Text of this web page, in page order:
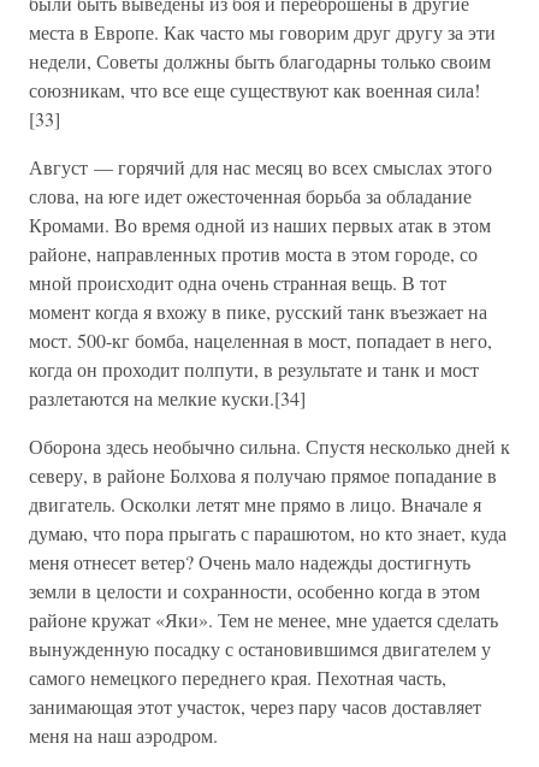
места в Европе. Как часто мы говорим друг другу за эти
недели, Советы должны быть благодарны только своим
союзникам, что все еще существуют как военная сила!
[33]
Август — горячий для нас месяц во всех смыслах этого
слова, на юге идет ожесточенная борьба за обладание
Кромами. Во время одной из наших первых атак в этом
районе, направленных против моста в этом городе, со
мной происходит одна очень странная вещь. В тот
момент когда я вхожу в пике, русский танк въезжает на
мост. 500-кг бомба, нацеленная в мост, попадает в него,
когда он проходит полпути, в результате и танк и мост
разлетаются на мелкие куски.[34]
Оборона здесь необычно сильна. Спустя несколько дней к
северу, в районе Болхова я получаю прямое попадание в
двигатель. Осколки летят мне прямо в лицо. Вначале я
думаю, что пора прыгать с парашютом, но кто знает, куда
меня отнесет ветер? Очень мало надежды достигнуть
земли в целости и сохранности, особенно когда в этом
районе кружат «Яки». Тем не менее, мне удается сделать
вынужденную посадку с остановившимся двигателем у
самого немецкого переднего края. Пехотная часть,
занимающая этот участок, через пару часов доставляет
меня на наш аэродром.